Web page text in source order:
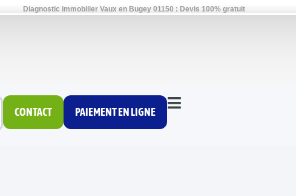
Diagnostic immobilier Vaux en Bugey 01150 : Devis 100% gratuit